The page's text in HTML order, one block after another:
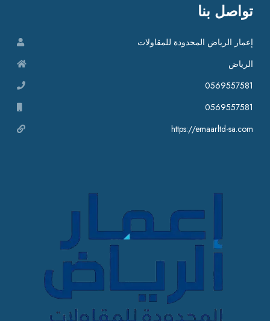
تواصل بنا
إعمار الرياض المحدودة للمقاولات
الرياض
0569557581
0569557581
https://emaarltd-sa.com